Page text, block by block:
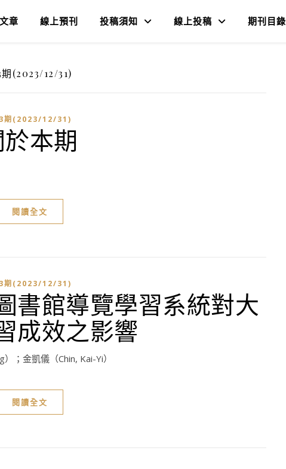
章 線上預刊 投稿須知 線上投稿 期刊目錄
期(2023/12/31)
期(2023/12/31)
於本期
閱讀全文
期(2023/12/31)
書館導覽學習系統對大
成效之影響
；金凱儀（Chin, Kai-Yi）
閱讀全文